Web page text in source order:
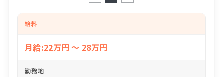
1 2 3
給料
月給:22万円 ～ 28万円
勤務地